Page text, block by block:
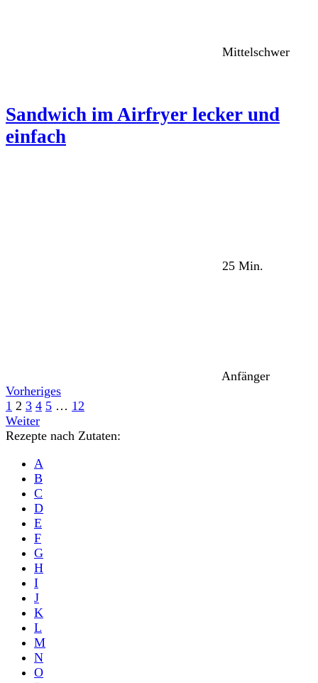
Mittelschwer
Sandwich im Airfryer lecker und
einfach
25 Min.
Anfänger
Vorheriges
1 2 3 4 5 … 12
Weiter
Rezepte nach Zutaten:
A
B
C
D
E
F
G
H
I
J
K
L
M
N
O